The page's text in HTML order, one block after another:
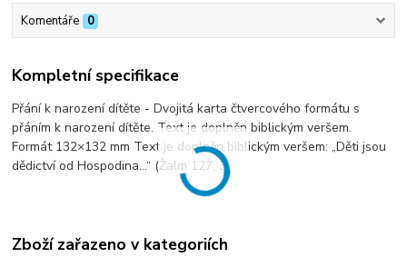
Komentáře 0
Kompletní specifikace
Přání k narození dítěte - Dvojitá karta čtvercového formátu s
přáním k narození dítěte. Text je doplněn biblickým veršem.
Formát 132×132 mm Text je doplněn biblickým veršem: „Děti jsou
dědictví od Hospodina…“ (Žalm 127, 3)
Zboží zařazeno v kategoriích